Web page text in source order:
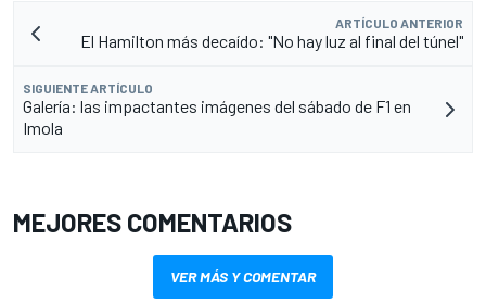
ARTÍCULO ANTERIOR
El Hamilton más decaído: "No hay luz al final del túnel"
SIGUIENTE ARTÍCULO
Galería: las impactantes imágenes del sábado de F1 en
Imola
MEJORES COMENTARIOS
VER MÁS Y COMENTAR